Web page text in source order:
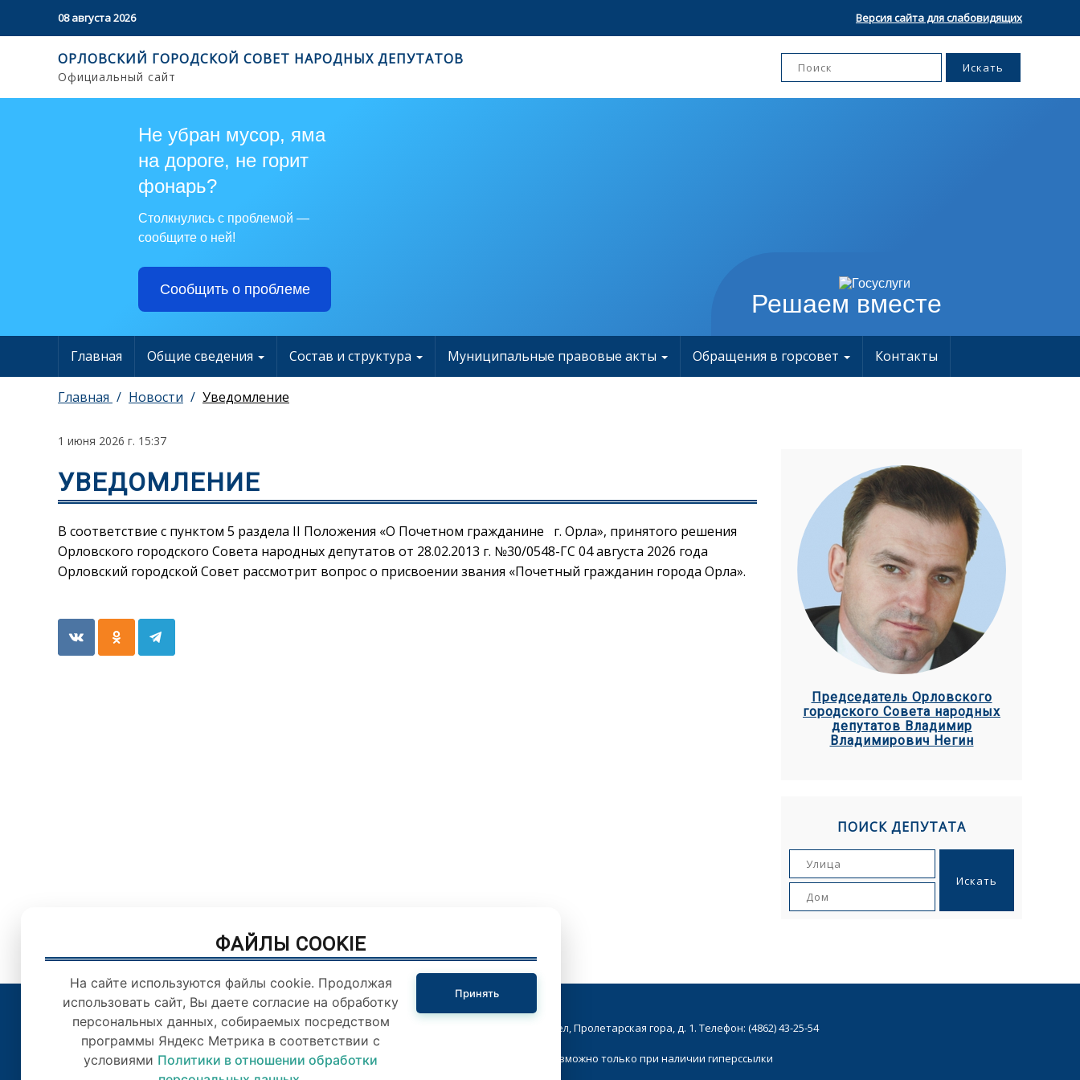
08 августа 2026 Версия сайта для слабовидящих
ОРЛОВСКИЙ ГОРОДСКОЙ СОВЕТ НАРОДНЫХ ДЕПУТАТОВ
Официальный сайт
Решаем вместе
Не убран мусор, яма
на дороге, не горит
фонарь?
Столкнулись с проблемой —
сообщите о ней!
Сообщить о проблеме
Главная Общие сведения Состав и структура Муниципальные правовые акты Обращения в горсовет Контакты
Главная Новости Уведомление
1 июня 2026 г. 15:37
УВЕДОМЛЕНИЕ
В соответствие с пунктом 5 раздела II Положения «О Почетном гражданине г. Орла», принятого решения
Орловского городского Совета народных депутатов от 28.02.2013 г. №30/0548-ГС 04 августа 2026 года
Орловский городской Совет рассмотрит вопрос о присвоении звания «Почетный гражданин города Орла».
Председатель Орловского
городского Совета народных
депутатов Владимир
Владимирович Негин
ПОИСК ДЕПУТАТА
© Орловский городской Совет народных депутатов. г.Орел, Пролетарская гора, д. 1. Телефон: (4862) 43-25-54
Цитирование в Интернете материалов сайта возможно только при наличии гиперссылки
ФАЙЛЫ COOKIE
На сайте используются файлы cookie. Продолжая
использовать сайт, Вы даете согласие на обработку
персональных данных, собираемых посредством
программы Яндекс Метрика в соответствии с
условиями Политики в отношении обработки
Принять